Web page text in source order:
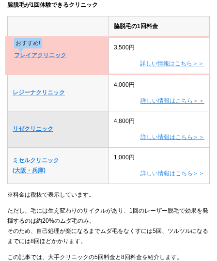
脇脱毛が1回体験できるクリニック
脇脱毛の1回料金
おすすめ!
フレイアクリニック
3,500円
詳しい情報はこちら＞＞
レジーナクリニック
4,000円
詳しい情報はこちら＞＞
リゼクリニック
4,800円
詳しい情報はこちら＞＞
ミセルクリニック
(大阪・兵庫)
1,000円
詳しい情報はこちら＞＞
※料金は税抜で表示しています。
ただし、毛には生え変わりのサイクルがあり、1回のレーザー脱毛で効果を発
揮するのは約20%のムダ毛のみ。
そのため、自己処理が楽になるまでムダ毛をなくすには5回、ツルツルになる
までには8回ほどかかります。
この記事では、大手クリニックの5回料金と8回料金を紹介します。